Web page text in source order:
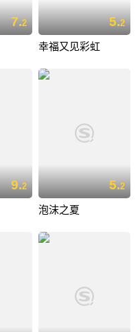
7.2 5.2
幸福又见彩虹
9.2 5.2
泡沫之夏